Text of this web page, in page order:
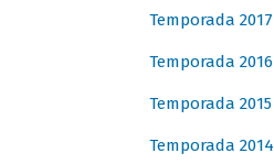
Temporada 2017
Temporada 2016
Temporada 2015
Temporada 2014